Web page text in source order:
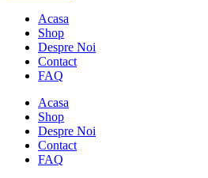
Acasa
Shop
Despre Noi
Contact
FAQ
Acasa
Shop
Despre Noi
Contact
FAQ